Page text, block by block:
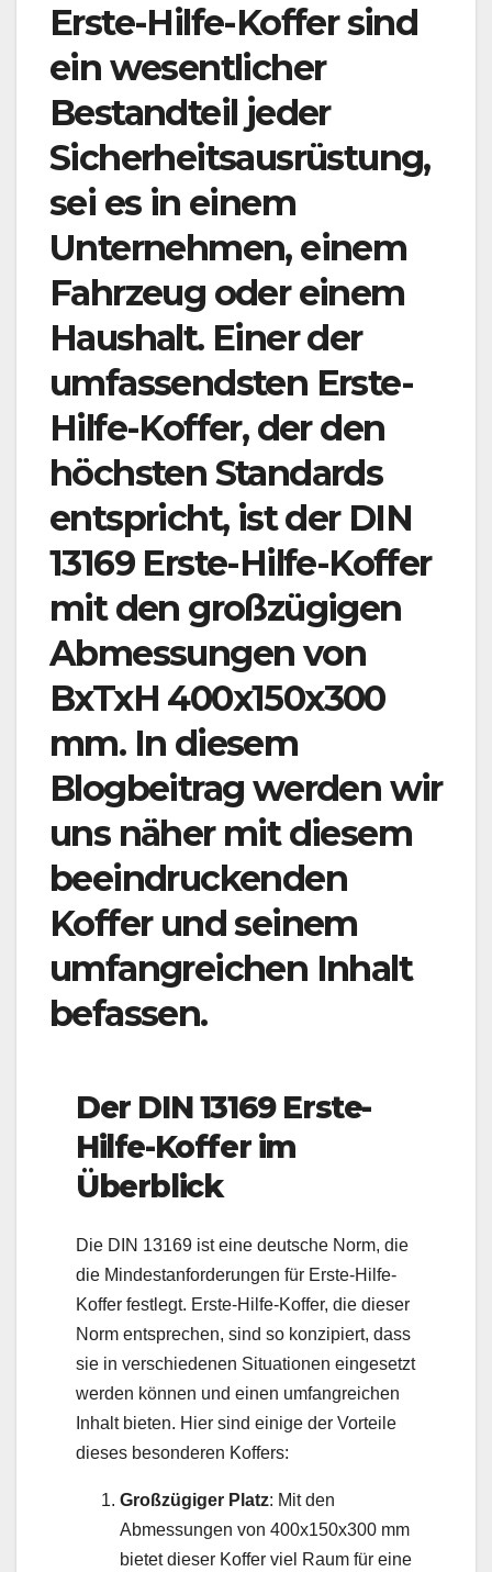
Erste-Hilfe-Koffer sind
ein wesentlicher
Bestandteil jeder
Sicherheitsausrüstung,
sei es in einem
Unternehmen, einem
Fahrzeug oder einem
Haushalt. Einer der
umfassendsten Erste-
Hilfe-Koffer, der den
höchsten Standards
entspricht, ist der DIN
13169 Erste-Hilfe-Koffer
mit den großzügigen
Abmessungen von
BxTxH 400x150x300
mm. In diesem
Blogbeitrag werden wir
uns näher mit diesem
beeindruckenden
Koffer und seinem
umfangreichen Inhalt
befassen.
Der DIN 13169 Erste-
Hilfe-Koffer im
Überblick
Die DIN 13169 ist eine deutsche Norm, die
die Mindestanforderungen für Erste-Hilfe-
Koffer festlegt. Erste-Hilfe-Koffer, die dieser
Norm entsprechen, sind so konzipiert, dass
sie in verschiedenen Situationen eingesetzt
werden können und einen umfangreichen
Inhalt bieten. Hier sind einige der Vorteile
dieses besonderen Koffers:
Großzügiger Platz: Mit den
Abmessungen von 400x150x300 mm
bietet dieser Koffer viel Raum für eine